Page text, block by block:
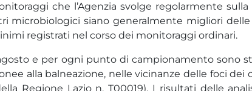
che l’Agenzia svolge regolarmente sulla
microbiologici siano generalmente migliori
registrati nel corso dei monitoraggi ordinari.
e per ogni punto di campionamento sono
alla balneazione, nelle vicinanze delle foci dei
Regione Lazio n. T00019). I risultati delle